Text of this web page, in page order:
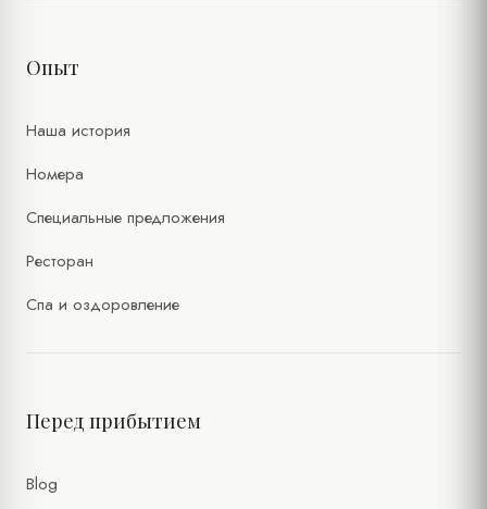
Опыт
Наша история
Номера
Специальные предложения
Ресторан
Спа и оздоровление
Перед прибытием
Blog